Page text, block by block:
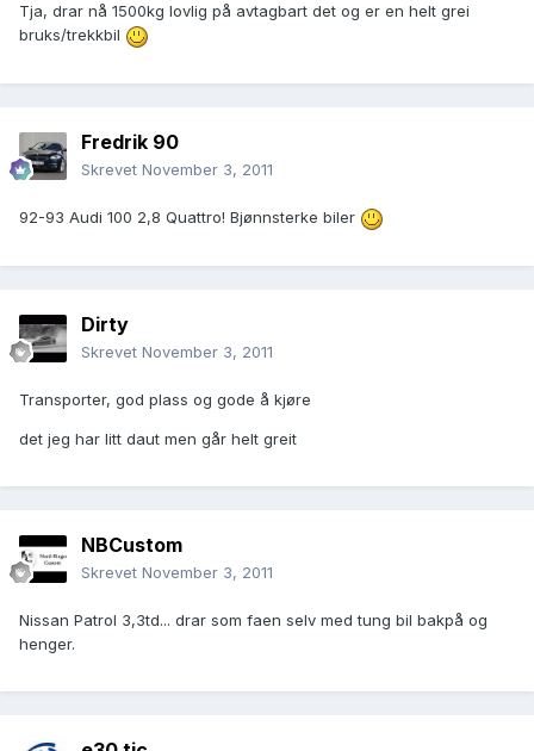
Tja, drar nå 1500kg lovlig på avtagbart det og er en helt grei
bruks/trekkbil
Fredrik 90
Skrevet November 3, 2011
92-93 Audi 100 2,8 Quattro! Bjønnsterke biler
Dirty
Skrevet November 3, 2011
Transporter, god plass og gode å kjøre
det jeg har litt daut men går helt greit
NBCustom
Skrevet November 3, 2011
Nissan Patrol 3,3td... drar som faen selv med tung bil bakpå og
henger.